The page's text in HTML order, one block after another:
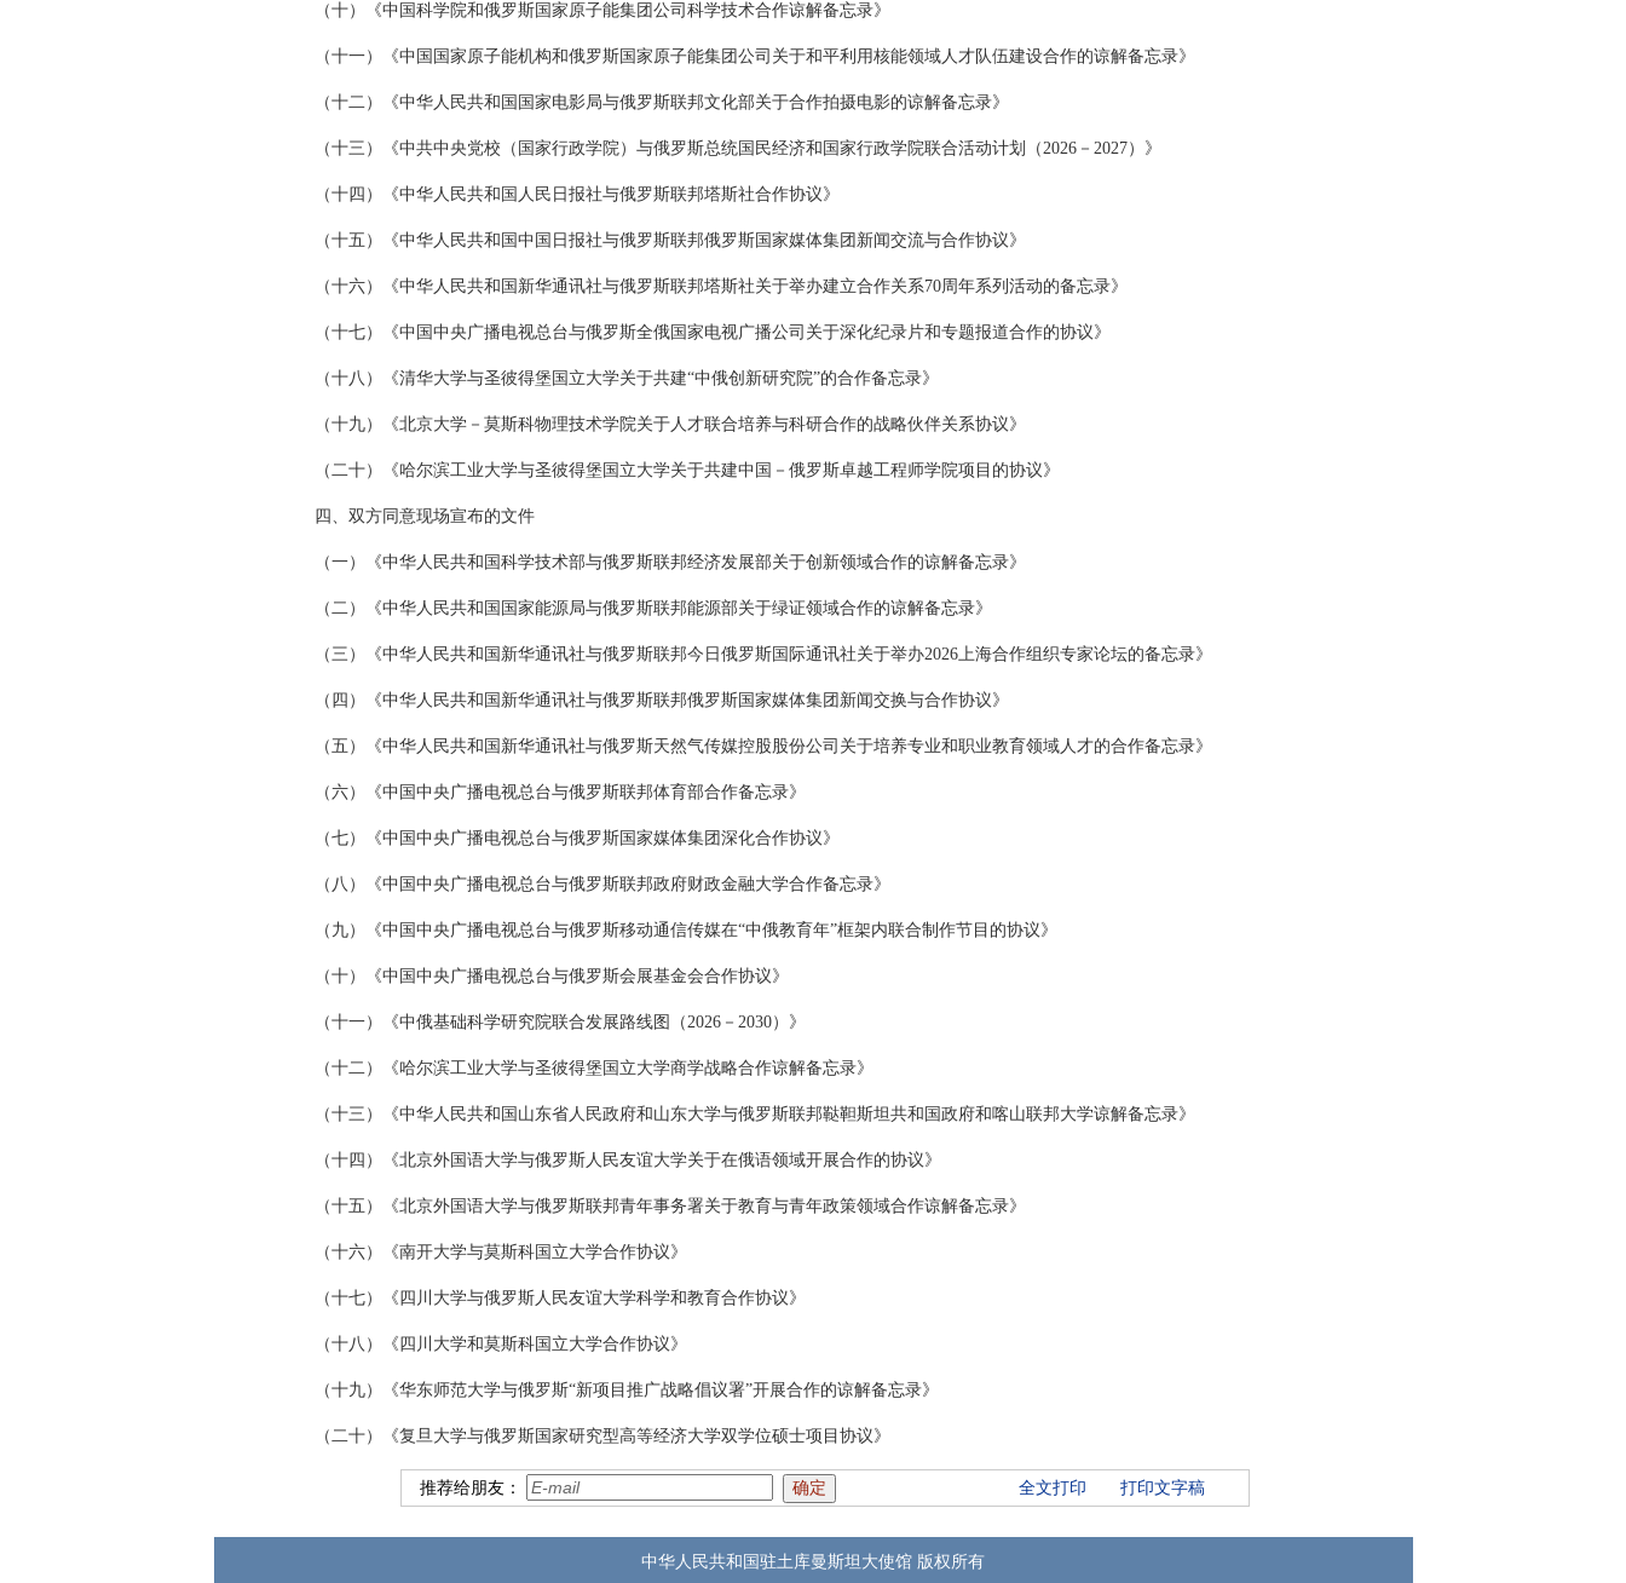
（十）《中国科学院和俄罗斯国家原子能集团公司科学技术合作谅解备忘录》
（十一）《中国国家原子能机构和俄罗斯国家原子能集团公司关于和平利用核能领域人才队伍建设合作的谅解备忘录》
（十二）《中华人民共和国国家电影局与俄罗斯联邦文化部关于合作拍摄电影的谅解备忘录》
（十三）《中共中央党校（国家行政学院）与俄罗斯总统国民经济和国家行政学院联合活动计划（2026－2027）》
（十四）《中华人民共和国人民日报社与俄罗斯联邦塔斯社合作协议》
（十五）《中华人民共和国中国日报社与俄罗斯联邦俄罗斯国家媒体集团新闻交流与合作协议》
（十六）《中华人民共和国新华通讯社与俄罗斯联邦塔斯社关于举办建立合作关系70周年系列活动的备忘录》
（十七）《中国中央广播电视总台与俄罗斯全俄国家电视广播公司关于深化纪录片和专题报道合作的协议》
（十八）《清华大学与圣彼得堡国立大学关于共建“中俄创新研究院”的合作备忘录》
（十九）《北京大学－莫斯科物理技术学院关于人才联合培养与科研合作的战略伙伴关系协议》
（二十）《哈尔滨工业大学与圣彼得堡国立大学关于共建中国－俄罗斯卓越工程师学院项目的协议》
四、双方同意现场宣布的文件
（一）《中华人民共和国科学技术部与俄罗斯联邦经济发展部关于创新领域合作的谅解备忘录》
（二）《中华人民共和国国家能源局与俄罗斯联邦能源部关于绿证领域合作的谅解备忘录》
（三）《中华人民共和国新华通讯社与俄罗斯联邦今日俄罗斯国际通讯社关于举办2026上海合作组织专家论坛的备忘录》
（四）《中华人民共和国新华通讯社与俄罗斯联邦俄罗斯国家媒体集团新闻交换与合作协议》
（五）《中华人民共和国新华通讯社与俄罗斯天然气传媒控股股份公司关于培养专业和职业教育领域人才的合作备忘录》
（六）《中国中央广播电视总台与俄罗斯联邦体育部合作备忘录》
（七）《中国中央广播电视总台与俄罗斯国家媒体集团深化合作协议》
（八）《中国中央广播电视总台与俄罗斯联邦政府财政金融大学合作备忘录》
（九）《中国中央广播电视总台与俄罗斯移动通信传媒在“中俄教育年”框架内联合制作节目的协议》
（十）《中国中央广播电视总台与俄罗斯会展基金会合作协议》
（十一）《中俄基础科学研究院联合发展路线图（2026－2030）》
（十二）《哈尔滨工业大学与圣彼得堡国立大学商学战略合作谅解备忘录》
（十三）《中华人民共和国山东省人民政府和山东大学与俄罗斯联邦鞑靼斯坦共和国政府和喀山联邦大学谅解备忘录》
（十四）《北京外国语大学与俄罗斯人民友谊大学关于在俄语领域开展合作的协议》
（十五）《北京外国语大学与俄罗斯联邦青年事务署关于教育与青年政策领域合作谅解备忘录》
（十六）《南开大学与莫斯科国立大学合作协议》
（十七）《四川大学与俄罗斯人民友谊大学科学和教育合作协议》
（十八）《四川大学和莫斯科国立大学合作协议》
（十九）《华东师范大学与俄罗斯“新项目推广战略倡议署”开展合作的谅解备忘录》
（二十）《复旦大学与俄罗斯国家研究型高等经济大学双学位硕士项目协议》
推荐给朋友： 全文打印 打印文字稿
中华人民共和国驻土库曼斯坦大使馆 版权所有